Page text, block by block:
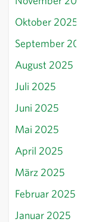
Oktober 2025
September 2025
August 2025
Juli 2025
Juni 2025
Mai 2025
April 2025
März 2025
Februar 2025
Januar 2025